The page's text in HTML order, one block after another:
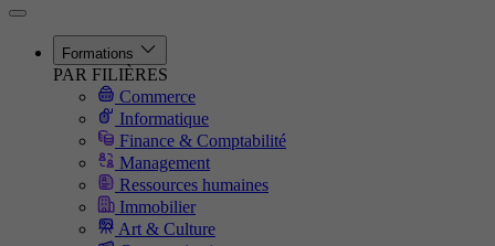
Formations
PAR FILIÈRES
Commerce
Informatique
Finance & Comptabilité
Management
Ressources humaines
Immobilier
Art & Culture